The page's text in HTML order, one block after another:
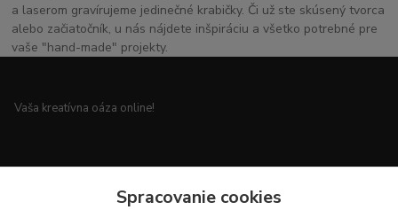
a laserom gravírujeme jedinečné krabičky. Či už ste skúsený tvorca
alebo začiatočník, u nás nájdete inšpiráciu a všetko potrebné pre
vaše "hand-made" projekty.
Vaša kreatívna oáza online!
Všetko pre vaše handmade projekty a originálne dekorácie.
Spracovanie cookies